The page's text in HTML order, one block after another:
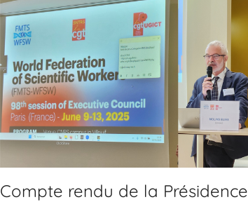
d
o
s
S
a
n
o
Compte rendu de la Présidence